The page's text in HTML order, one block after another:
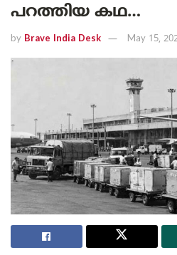
പറത്തിയ കഥ…
by Brave India Desk May 15,